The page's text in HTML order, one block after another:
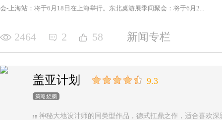
会-上海站：将于6月18日在上海举行。东北桌游展季间聚会：将于6月2...
2464 2 58 新闻专栏
盖亚计划 9.3
策略烧脑
神秘大地设计师的同类型作品，德式扛鼎之作，适合喜欢